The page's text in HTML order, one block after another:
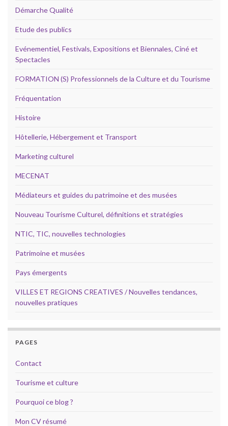
Démarche Qualité
Etude des publics
Evénementiel, Festivals, Expositions et Biennales, Ciné et
Spectacles
FORMATION (S) Professionnels de la Culture et du Tourisme
Fréquentation
Histoire
Hôtellerie, Hébergement et Transport
Marketing culturel
MECENAT
Médiateurs et guides du patrimoine et des musées
Nouveau Tourisme Culturel, définitions et stratégies
NTIC, TIC, nouvelles technologies
Patrimoine et musées
Pays émergents
VILLES ET REGIONS CREATIVES / Nouvelles tendances,
nouvelles pratiques
PAGES
Contact
Tourisme et culture
Pourquoi ce blog ?
Mon CV résumé